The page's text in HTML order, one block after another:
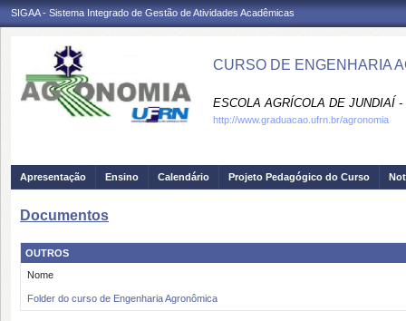
SIGAA - Sistema Integrado de Gestão de Atividades Acadêmicas
CURSO DE ENGENHARIA
ESCOLA AGRÍCOLA DE JUNDIAÍ -
http://www.graduacao.ufrn.br/agronomia
Apresentação Ensino Calendário Projeto Pedagógico do Curso
Documentos
OUTROS
Nome
Folder do curso de Engenharia Agronômica